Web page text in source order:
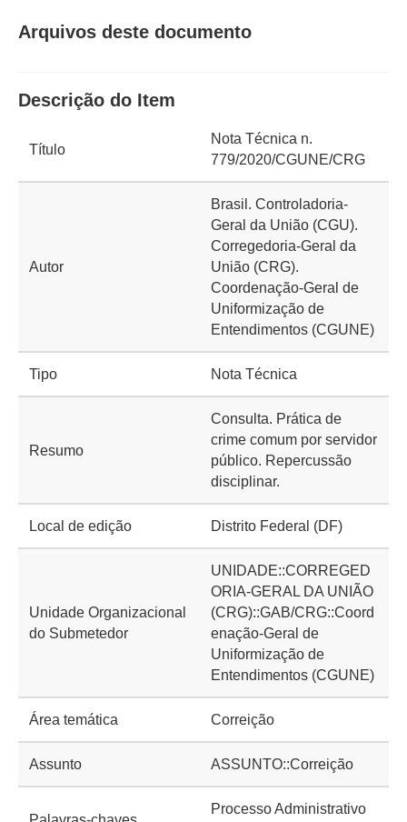
Arquivos deste documento
Descrição do Item
Título
Nota Técnica n.
779/2020/CGUNE/CRG
Autor
Brasil. Controladoria-
Geral da União (CGU).
Corregedoria-Geral da
União (CRG).
Coordenação-Geral de
Uniformização de
Entendimentos (CGUNE)
Tipo Nota Técnica
Resumo
Consulta. Prática de
crime comum por servidor
público. Repercussão
disciplinar.
Local de edição Distrito Federal (DF)
Unidade Organizacional
do Submetedor
UNIDADE::CORREGED
ORIA-GERAL DA UNIÃO
(CRG)::GAB/CRG::Coord
enação-Geral de
Uniformização de
Entendimentos (CGUNE)
Área temática Correição
Assunto ASSUNTO::Correição
Processo Administrativo